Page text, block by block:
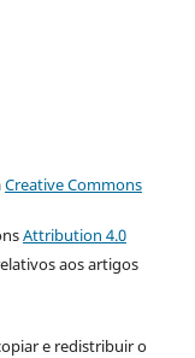
Creative Commons
Attribution 4.0
aos artigos
e redistribuir o